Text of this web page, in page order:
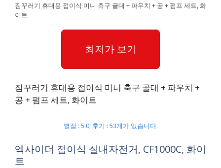
짐꾸러기 휴대용 접이식 미니 축구 골대 + 파우치 + 공 + 펌프 세트, 화
이트
최저가 보기
짐꾸러기 휴대용 접이식 미니 축구 골대 + 파우치 +
공 + 펌프 세트, 화이트
별점 : 5.0, 후기 : 53개가 있습니다.
엑사이더 접이식 실내자전거, CF1000C, 화이
트